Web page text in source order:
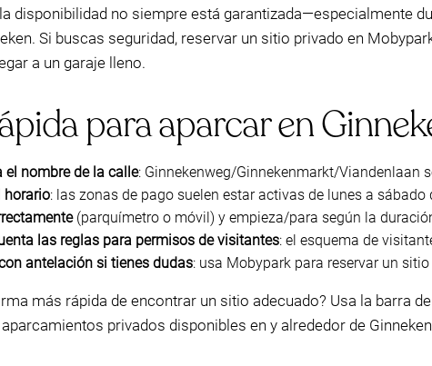
disponibilidad no siempre está garantizada—especialmente
Si buscas seguridad, reservar un sitio privado en
a un garaje lleno.
para aparcar en
el nombre de la calle: Ginnekenweg/Ginnekenmarkt/Viandenlaan
horario: las zonas de pago suelen estar activas de lunes a
(parquímetro o móvil) y empieza/para según la
las reglas para permisos de visitantes: el esquema de
antelación si tienes dudas: usa Mobypark para reservar un
más rápida de encontrar un sitio adecuado? Usa la barra
privados disponibles en y alrededor de